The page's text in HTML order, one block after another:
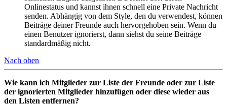
Onlinestatus und kannst ihnen schnell eine Private Nachricht
senden. Abhängig von dem Style, den du verwendest, können
Beiträge deiner Freunde auch hervorgehoben sein. Wenn du
einen Benutzer ignorierst, dann siehst du seine Beiträge
standardmäßig nicht.
Nach oben
Wie kann ich Mitglieder zur Liste der Freunde oder zur Liste
der ignorierten Mitglieder hinzufügen oder diese wieder aus
den Listen entfernen?